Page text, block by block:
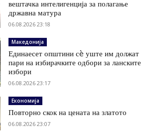
вештачка интелигенција за полагање
државна матура
06.08.2026 23:18
Македонија
Единаесет општини сè уште им должат
пари на избирачките одбори за ланските
избори
06.08.2026 23:17
Економија
Повторно скок на цената на златото
06.08.2026 23:07